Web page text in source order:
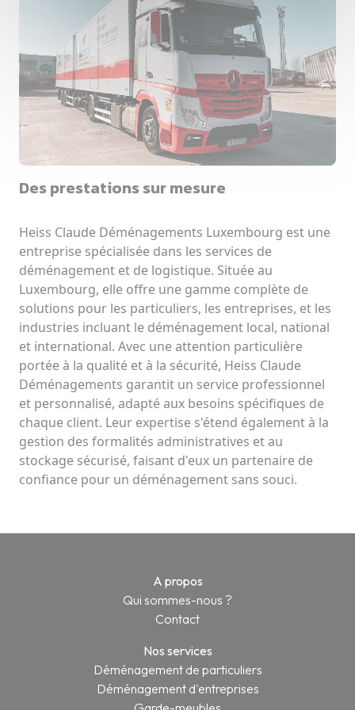
Des prestations sur mesure
Heiss Claude Déménagements Luxembourg est une
entreprise spécialisée dans les services de
déménagement et de logistique. Située au
Luxembourg, elle offre une gamme complète de
solutions pour les particuliers, les entreprises, et les
industries incluant le déménagement local, national
et international. Avec une attention particulière
portée à la qualité et à la sécurité, Heiss Claude
Déménagements garantit un service professionnel
et personnalisé, adapté aux besoins spécifiques de
chaque client. Leur expertise s'étend également à la
gestion des formalités administratives et au
stockage sécurisé, faisant d'eux un partenaire de
confiance pour un déménagement sans souci.
A propos
Qui sommes-nous ?
Contact
Nos services
Déménagement de particuliers
Déménagement d'entreprises